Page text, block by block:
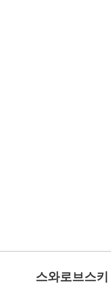
스와로브스